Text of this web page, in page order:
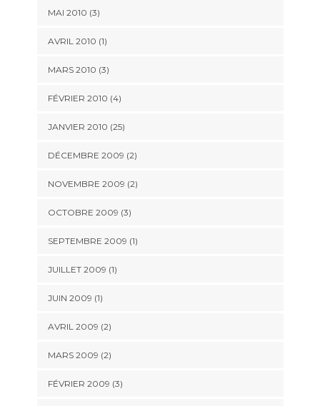
MAI 2010 (3)
AVRIL 2010 (1)
MARS 2010 (3)
FÉVRIER 2010 (4)
JANVIER 2010 (25)
DÉCEMBRE 2009 (2)
NOVEMBRE 2009 (2)
OCTOBRE 2009 (3)
SEPTEMBRE 2009 (1)
JUILLET 2009 (1)
JUIN 2009 (1)
AVRIL 2009 (2)
MARS 2009 (2)
FÉVRIER 2009 (3)